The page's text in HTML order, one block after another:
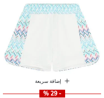
إضافة سريعة
- 29 %